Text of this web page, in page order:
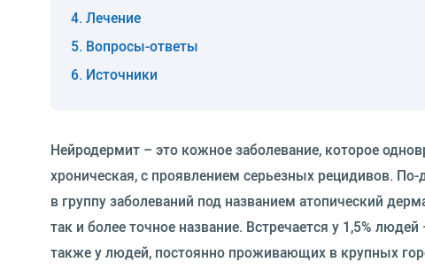
Лечение
Вопросы-ответы
Источники
Нейродермит – это кожное заболевание, которое
хроническая, с проявлением серьезных рецидивов.
в группу заболеваний под названием атопический
так и более точное название. Встречается у 1,5%
также у людей, постоянно проживающих в крупных